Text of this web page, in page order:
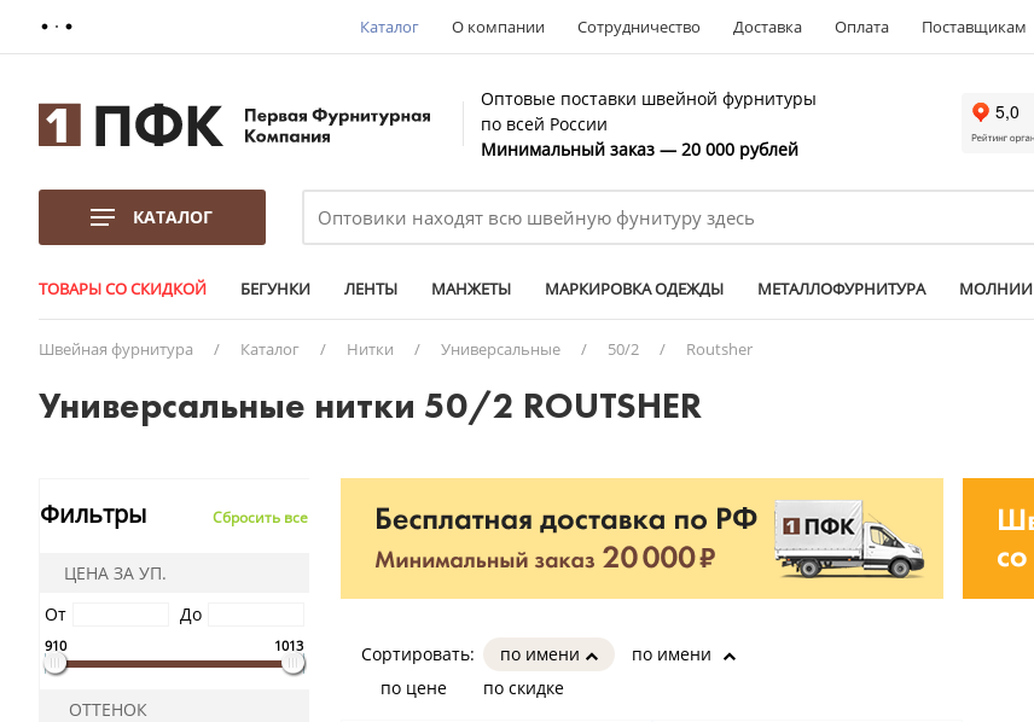
Каталог О компании Сотрудничество Доставка Оплата Поставщикам
Оптовые поставки швейной фурнитуры
по всей России
Минимальный заказ — 20 000 рублей
КАТАЛОГ
ТОВАРЫ СО СКИДКОЙ БЕГУНКИ ЛЕНТЫ МАНЖЕТЫ МАРКИРОВКА ОДЕЖДЫ МЕТАЛЛОФУРНИТУРА МОЛНИИ
Швейная фурнитура / Каталог / Нитки / Универсальные / 50/2 / Routsher
Универсальные нитки 50/2 ROUTSHER
Фильтры Сбросить все
ЦЕНА ЗА УП.
От
До
910 1013
ОТТЕНОК
Сортировать:
по имени
по цене
по скидке
по имени